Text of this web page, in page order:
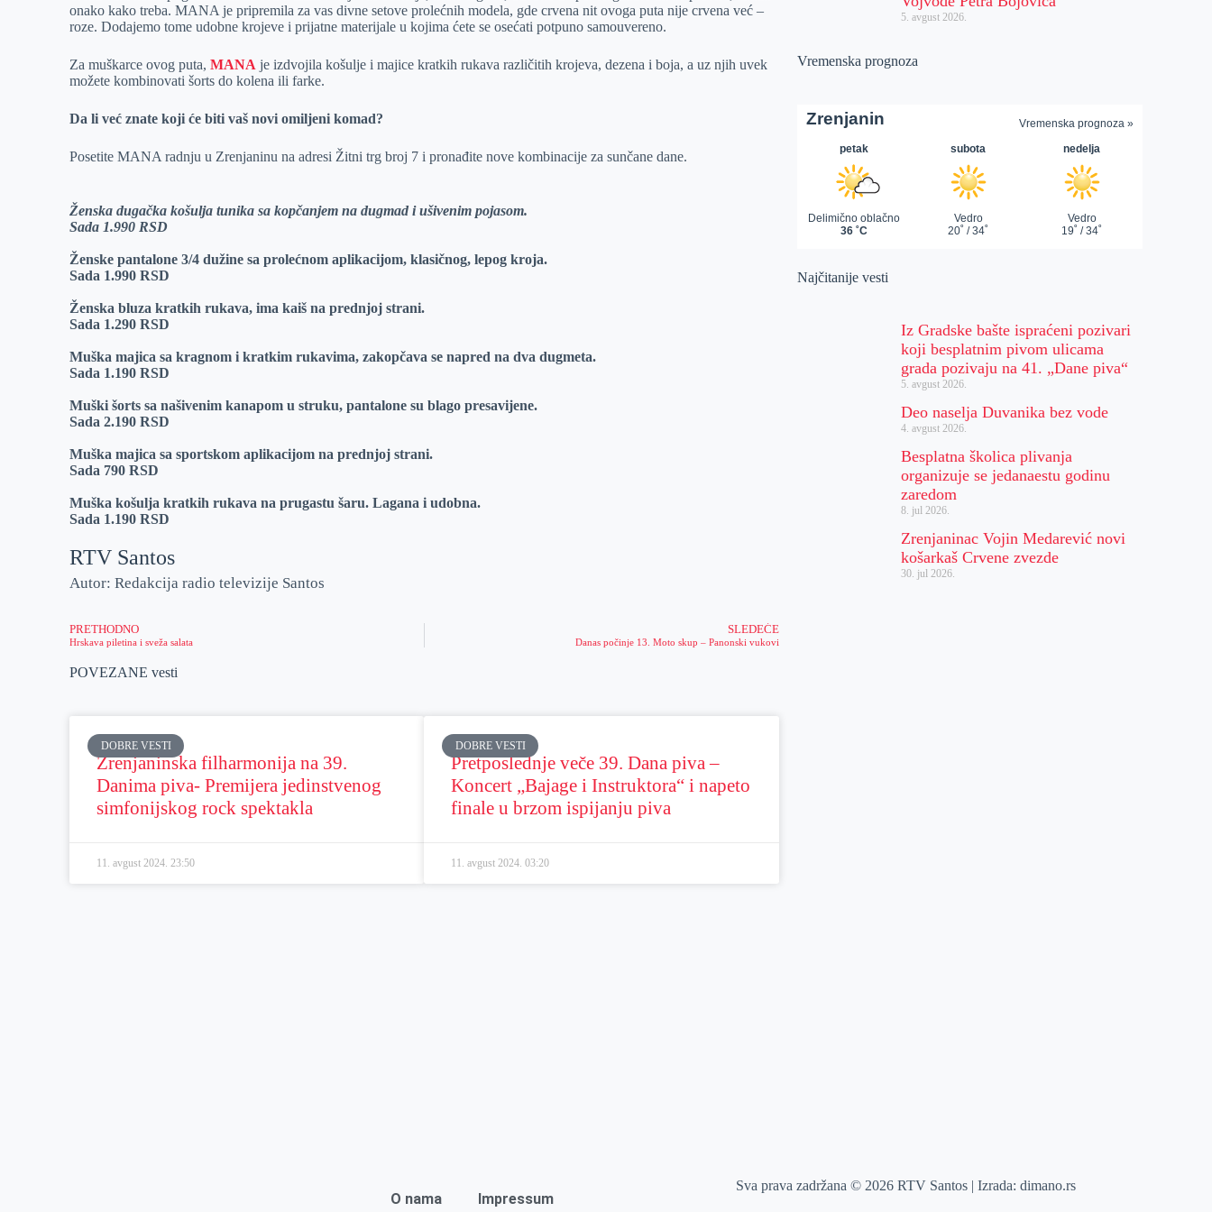
r
n
A
p
i
onako kako treba. MANA je pripremila za vas divne setove prolećnih modela, gde crvena nit ovoga puta nije crvena već –
roze. Dodajemo tome udobne krojeve i prijatne materijale u kojima ćete se osećati potpuno samouvereno.
Za muškarce ovog puta, MANA je izdvojila košulje i majice kratkih rukava različitih krojeva, dezena i boja, a uz njih uvek
možete kombinovati šorts do kolena ili farke.
Da li već znate koji će biti vaš novi omiljeni komad?
Posetite MANA radnju u Zrenjaninu na adresi Žitni trg broj 7 i pronađite nove kombinacije za sunčane dane.
Ženska dugačka košulja tunika sa kopčanjem na dugmad i ušivenim pojasom.
Sada 1.990 RSD
Ženske pantalone 3/4 dužine sa prolećnom aplikacijom, klasičnog, lepog kroja.
Sada 1.990 RSD
Ženska bluza kratkih rukava, ima kaiš na prednjoj strani.
Sada 1.290 RSD
Muška majica sa kragnom i kratkim rukavima, zakopčava se napred na dva dugmeta.
Sada 1.190 RSD
Muški šorts sa našivenim kanapom u struku, pantalone su blago presavijene.
Sada 2.190 RSD
Muška majica sa sportskom aplikacijom na prednjoj strani.
Sada 790 RSD
Muška košulja kratkih rukava na prugastu šaru. Lagana i udobna.
Sada 1.190 RSD
RTV Santos
Autor: Redakcija radio televizije Santos
PRETHODNO
Hrskava piletina i sveža salata
SLEDEĆE
Danas počinje 13. Moto skup – Panonski vukovi
POVEZANE vesti
DOBRE VESTI
Zrenjaninska filharmonija na 39.
Danima piva- Premijera jedinstvenog
simfonijskog rock spektakla
11. avgust 2024. 23:50
DOBRE VESTI
Pretposlednje veče 39. Dana piva –
Koncert „Bajage i Instruktora“ i napeto
finale u brzom ispijanju piva
11. avgust 2024.03:20
5. avgust 2026.
Vremenska prognoza
Najčitanije vesti
Iz Gradske bašte ispraćeni pozivari
koji besplatnim pivom ulicama
grada pozivaju na 41. „Dane piva“
5. avgust 2026.
Deo naselja Duvanika bez vode
4. avgust 2026.
Besplatna školica plivanja
organizuje se jedanaestu godinu
zaredom
8. jul 2026.
Zrenjaninac Vojin Medarević novi
košarkaš Crvene zvezde
30. jul 2026.
O nama Impressum
Sva prava zadržana © 2026 RTV Santos | Izrada:dimano.rs